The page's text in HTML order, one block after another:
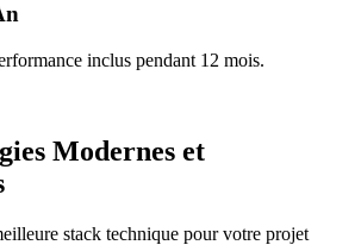
inclus pendant 12 mois.
Modernes et
stack technique pour votre projet